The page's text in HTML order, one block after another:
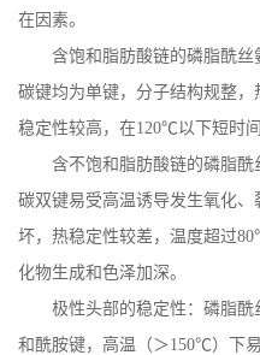
在因素。
含饱和脂肪酸链的磷脂酰
碳键均为单键，分子结构规整
稳定性较高，在120℃以下短时间
含不饱和脂肪酸链的磷脂
碳双键易受高温诱导发生氧化
坏，热稳定性较差，温度超过80
化物生成和色泽加深。
极性头部的稳定性：磷脂酰
和酰胺键，高温（＞150℃）下